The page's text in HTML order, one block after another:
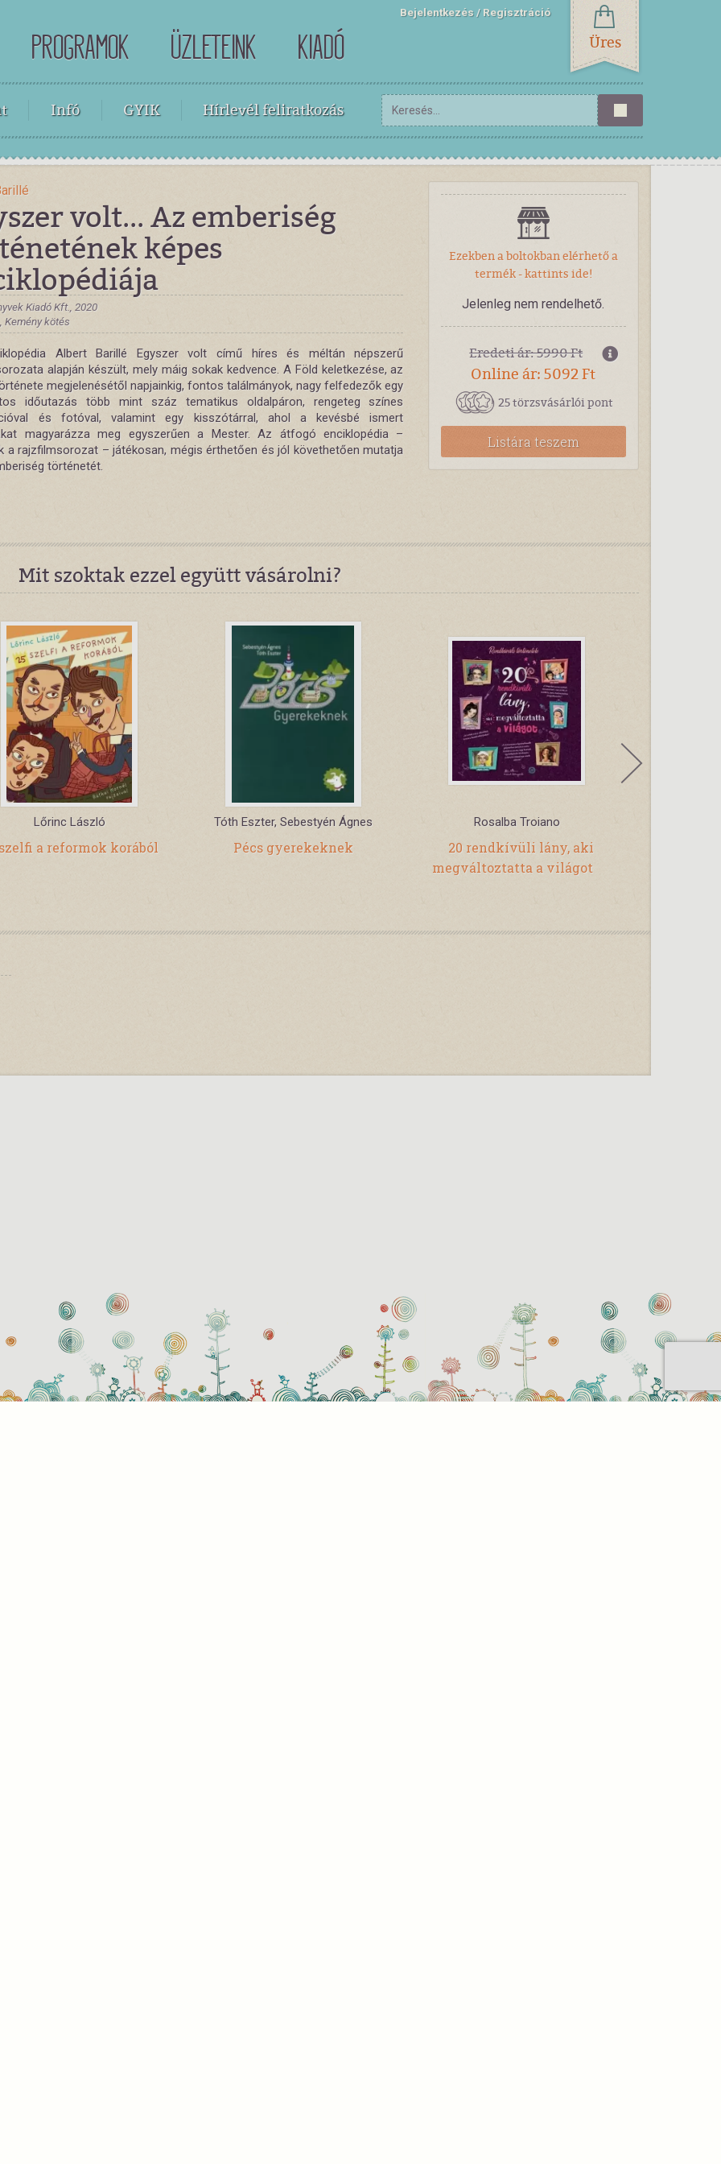
PROGRAMOK ÜZLETEINK KIADÓ
Bejelentkezés Regisztráció
Üres
Infó GYIK Hírlevél feliratkozás
volt... Az emberiség
képes
Kiadó Kft., 2020
Kemény kötés
Albert Barillé Egyszer volt című híres és méltán népszerű
alapján készült, mely máig sokak kedvence. A Föld keletkezése, az
megjelenésétől napjainkig, fontos találmányok, nagy felfedezők egy
időutazás több mint száz tematikus oldalpáron, rengeteg színes
és fotóval, valamint egy kisszótárral, ahol a kevésbé ismert
magyarázza meg egyszerűen a Mester. Az átfogó enciklopédia –
a rajzfilmsorozat – játékosan, mégis érthetően és jól követhetően mutatja
történetét.
Ezekben a boltokban elérhető a
termék - kattints ide!
Jelenleg nem rendelhető.
Eredeti ár: 5990 Ft
Online ár: 5092 Ft
25 törzsvásárlói pont
Listára teszem
Mit szoktak ezzel együtt vásárolni?
Lőrinc László
a reformok korából
Tóth Eszter, Sebestyén Ágnes
Pécs gyerekeknek
Rosalba Troiano
20 rendkívüli lány, aki
megváltoztatta a világot